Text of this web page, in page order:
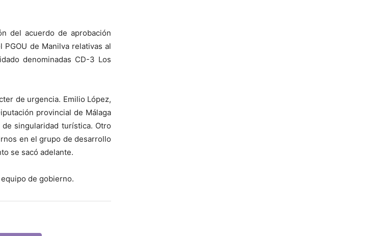
del acuerdo de aprobación
de Manilva relativas al
denominadas CD-3 Los
de urgencia. Emilio López,
provincial de Málaga
singularidad turística. Otro
en el grupo de desarrollo
se sacó adelante.
de gobierno.